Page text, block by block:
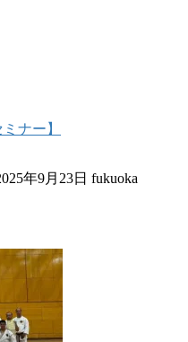
ナー】
年9月23日 fukuoka